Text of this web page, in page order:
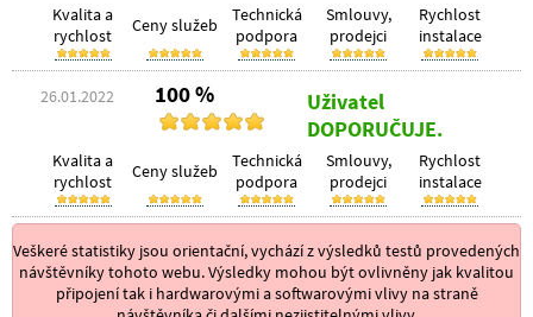
Kvalita a
rychlost
Ceny služeb
Technická
podpora
Smlouvy,
prodejci
Rychlost
instalace
26.01.2022 100 %
Uživatel
DOPORUČUJE.
Kvalita a
rychlost
Ceny služeb
Technická
podpora
Smlouvy,
prodejci
Rychlost
instalace
Veškeré statistiky jsou orientační, vychází z výsledků testů provedených
návštěvníky tohoto webu. Výsledky mohou být ovlivněny jak kvalitou
připojení tak i hardwarovými a softwarovými vlivy na straně